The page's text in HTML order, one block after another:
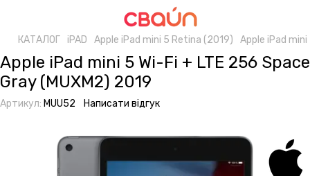
КАТАЛОГ iPAD Apple iPad mini 5 Retina (2019) Apple iPad mini
Apple iPad mini 5 Wi-Fi + LTE 256 Space
Gray (MUXM2) 2019
Артикул: MUU52 Написати відгук